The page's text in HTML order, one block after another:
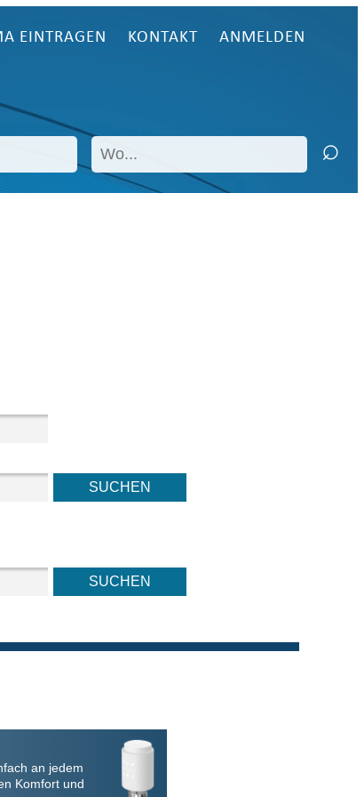
EINTRAGEN KONTAKT ANMELDEN
an jedem
Komfort und